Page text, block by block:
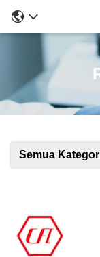
Semua